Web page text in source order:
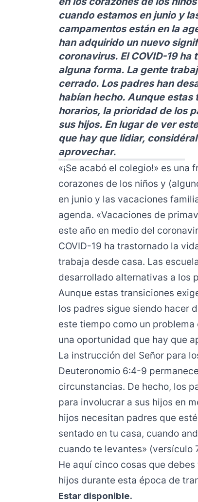
cuando estamos en junio y
campamentos están en la
han adquirido un nuevo
coronavirus. El COVID-19
alguna forma. La gente
cerrado. Los padres han
habían hecho. Aunque
horarios, la prioridad de los
sus hijos. En lugar de ver
que hay que lidiar,
aprovechar.
«¡Se acabó el colegio!» es una
corazones de los niños y
en junio y las vacaciones
agenda. «Vacaciones de
este año en medio del
COVID-19 ha trastornado la
trabaja desde casa. Las
desarrollado alternativas a los
Aunque estas transiciones
los padres sigue siendo hacer
este tiempo como un
una oportunidad que hay que
La instrucción del Señor para
Deuteronomio 6:4-9
circunstancias. De hecho, los
para involucrar a sus hijos en
hijos necesitan padres que
sentado en tu casa, cuando
cuando te levantes» (versículo
He aquí cinco cosas que
hijos durante esta época de
Estar disponible.